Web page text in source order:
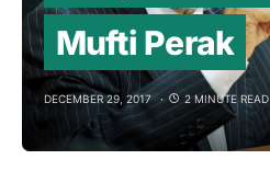
Mufti Perak
DECEMBER 29, 2017 2 MINUTE READ